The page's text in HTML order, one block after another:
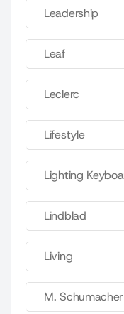
Leadership
Leaf
Leclerc
Lifestyle
Lighting
Lindblad
Living
M. Schumacher